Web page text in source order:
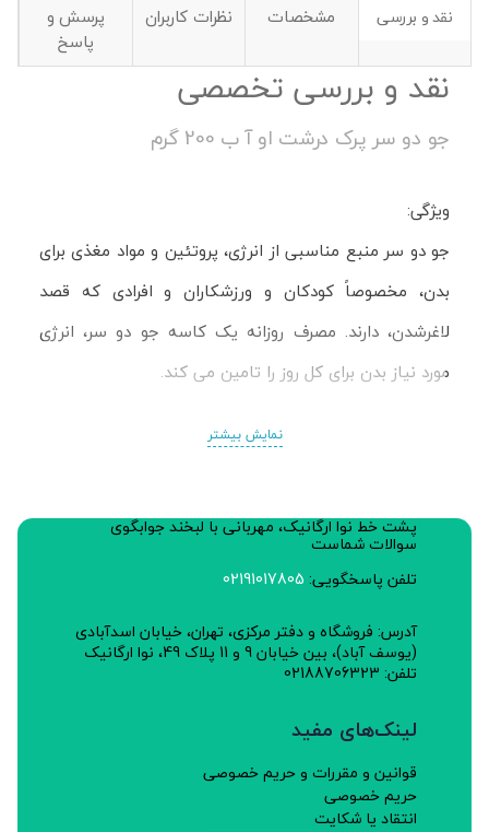
نقد و بررسی مشخصات نظرات کاربران
پرسش و
پاسخ
نقد و بررسی تخصصی
جو دو سر پرک درشت او آ ب 200 گرم
ویژگی:
جو دو سر منبع مناسبی از انرژی، پروتئین و مواد مغذی برای
بدن، مخصوصاً کودکان و ورزشکاران و افرادی که قصد
لاغرشدن، دارند. مصرف روزانه یک کاسه جو دو سر، انرژی
مورد نیاز بدن برای کل روز را تامین می کند.
کاهش وزن
کاهش فشار خون
درمان یبوست و پیشگیری از هموروئید
طرز تهیه :
ریخته، به مدت 15 الی 20 دقیقه بپزید و
نمایش بیشتر
پشت خط نوا ارگانیک، مهربانی با لبخند جوابگوی
سوالات شماست
تلفن پاسخگویی: 02191017805
آدرس: فروشگاه و دفتر مرکزی، تهران، خیابان اسدآبادی
(یوسف آباد)، بین خیابان 9 و 11 پلاک 49، نوا ارگانیک
تلفن: 02188706323
لینک‌های مفید
قوانین و مقررات و حریم خصوصی
حریم خصوصی
انتقاد یا شکایت